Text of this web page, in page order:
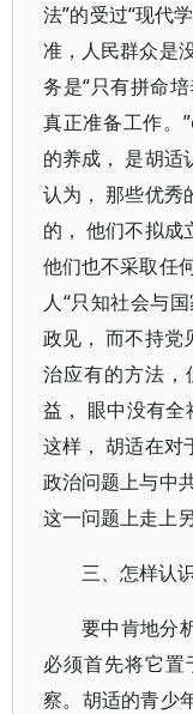
法”的受过“现代
准，人民群众是
务是“只有拼命
真正准备工作。
的养成， 是胡适
认为， 那些优秀
的， 他们不拟成
他们也不采取任
人“只知社会与
政见， 而不持党
治应有的方法
益， 眼中没有全
这样， 胡适在对
政治问题上与中
这一问题上走上
三、怎样认
要中肯地分
必须首先将它
察。胡适的青少